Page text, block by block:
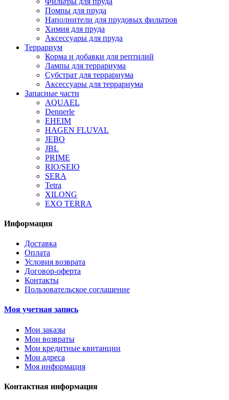
Помпы для пруда
Наполнители для прудовых фильтров
Химия для пруда
Аксессуары для пруда
Террариум
Корма и добавки для рептилий
Лампы для террариума
Субстрат для террариума
Аксессуары для террариума
Запасные части
AQUAEL
Dennerle
EHEIM
HAGEN FLUVAL
JEBO
JBL
PRIME
RIO/SEIO
SERA
Tetra
XILONG
EXO TERRA
Информация
Доставка
Оплата
Условия возврата
Договор-оферта
Контакты
Пользовательское соглашение
Моя учетная запись
Мои заказы
Мои возвраты
Мои кредитные квитанции
Мои адреса
Моя информация
Контактная информация